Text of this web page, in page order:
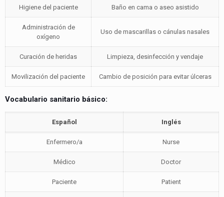
Higiene del paciente Baño en cama o aseo asistido
Administración de
oxígeno
Uso de mascarillas o cánulas nasales
Curación de heridas Limpieza, desinfección y vendaje
Movilización del paciente Cambio de posición para evitar úlceras
Vocabulario sanitario básico:
Español Inglés
Enfermero/a Nurse
Médico Doctor
Paciente Patient